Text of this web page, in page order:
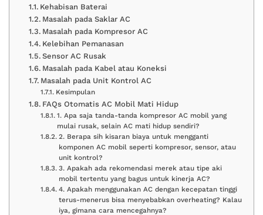
Kehabisan Baterai
Masalah pada Saklar AC
Masalah pada Kompresor AC
Kelebihan Pemanasan
Sensor AC Rusak
Masalah pada Kabel atau Koneksi
Masalah pada Unit Kontrol AC
Kesimpulan
FAQs Otomatis AC Mobil Mati Hidup
1. Apa saja tanda-tanda kompresor AC mobil yang
mulai rusak, selain AC mati hidup sendiri?
2. Berapa sih kisaran biaya untuk mengganti
komponen AC mobil seperti kompresor, sensor, atau
unit kontrol?
3. Apakah ada rekomendasi merek atau tipe aki
mobil tertentu yang bagus untuk kinerja AC?
4. Apakah menggunakan AC dengan kecepatan tinggi
terus-menerus bisa menyebabkan overheating? Kalau
iya, gimana cara mencegahnya?